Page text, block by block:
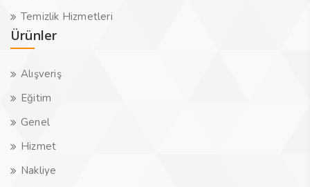
Temizlik Hizmetleri
Ürünler
Alışveriş
Eğitim
Genel
Hizmet
Nakliye